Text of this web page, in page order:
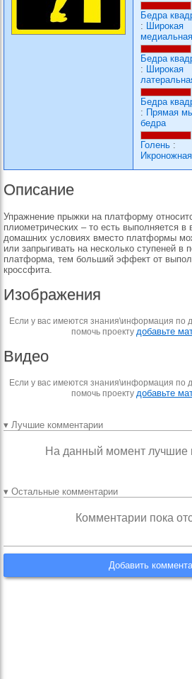
Бедра
: Широкая
медиальная
Бедра
: Широкая
Бедра
: Прямая
бедра
Голень :
Икроножная
Описание
Упражнение прыжки на платформу
плиометрических – то есть выполняется
домашних условиях вместо платформы
или запрыгивать на несколько ступеней
платформа, тем больший эффект от
кроссфита.
Изображения
Если у вас имеются знания\информация по
помочь проекту добавьте
Видео
Если у вас имеются знания\информация по
помочь проекту добавьте
▾ Лучшие комментарии
На данный момент лучшие
▾ Остальные комментарии
Комментарии пока
Добавить